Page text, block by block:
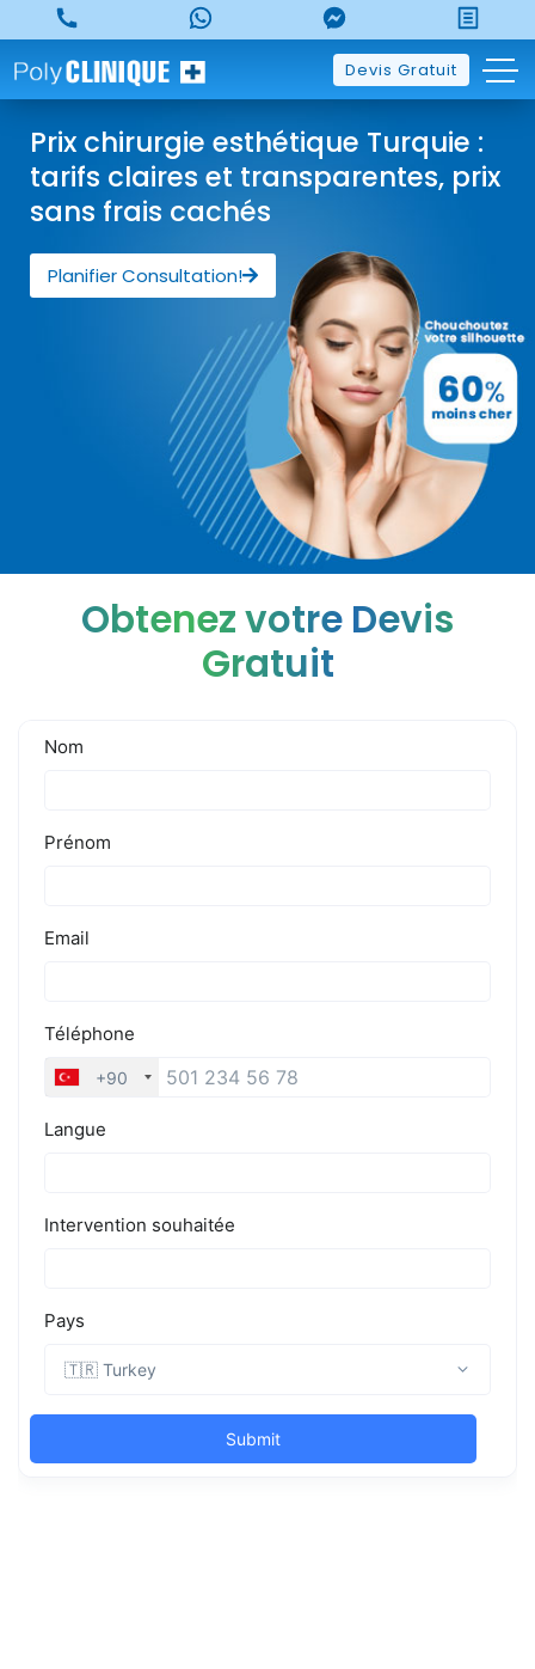
Devis Gratuit
Prix chirurgie esthétique Turquie :
tarifs claires et transparentes, prix
sans frais cachés
Planifier Consultation!
Obtenez votre Devis
Gratuit